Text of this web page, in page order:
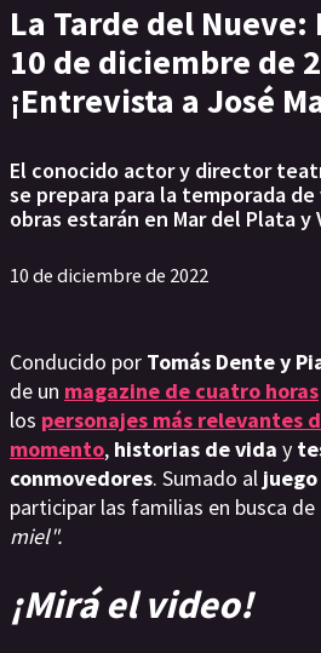
La Tarde del
10 de diciembre de
¡Entrevista a José
El conocido actor y director
se prepara para la temporada de
obras estarán en Mar del Plata y
10 de diciembre de 2022
Conducido por Tomás Dente y
de un magazine de cuatro horas
los personajes más relevantes
momento, historias de vida y
conmovedores. Sumado al juego
participar las familias en busca de
miel".
¡Mirá el video!